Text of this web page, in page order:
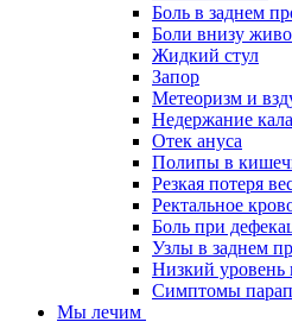
Боль в заднем
Боли внизу
Жидкий стул
Запор
Метеоризм и
Недержание кала
Отек ануса
Полипы в
Резкая потеря
Ректальное
Боль при
Узлы в заднем
Низкий уровень
Симптомы
Мы лечим